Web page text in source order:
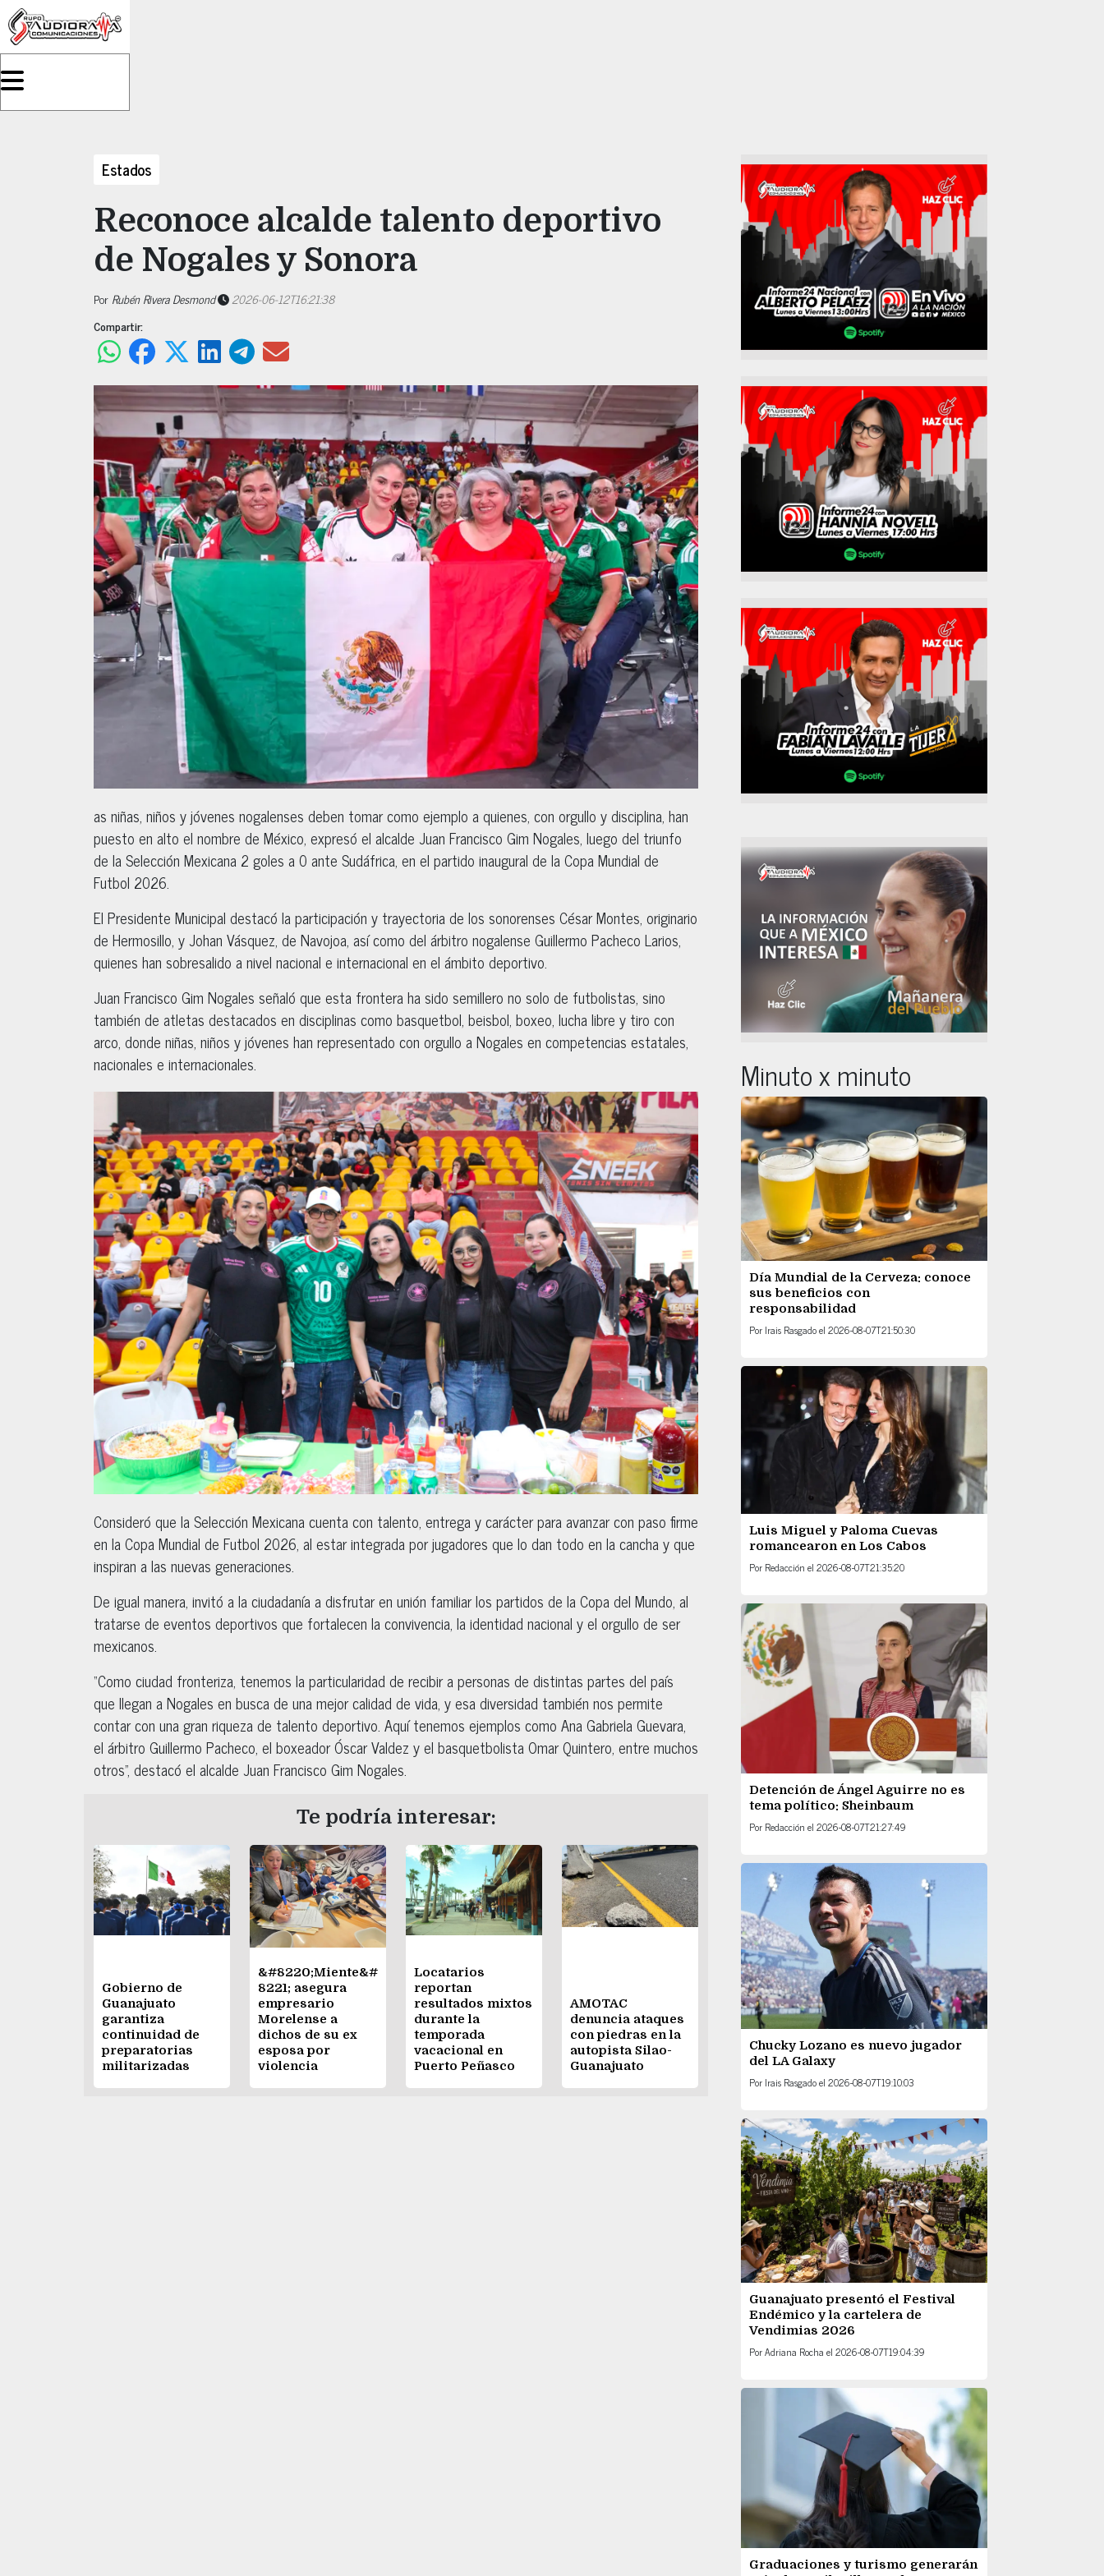
Estados
Reconoce alcalde talento deportivo
de Nogales y Sonora
Por Rubén Rivera Desmond
2026-06-12T16:21:38
Compartir:
as niñas, niños y jóvenes nogalenses deben tomar como ejemplo a quienes, con orgullo y disciplina, han
puesto en alto el nombre de México, expresó el alcalde Juan Francisco Gim Nogales, luego del triunfo
de la Selección Mexicana 2 goles a 0 ante Sudáfrica, en el partido inaugural de la Copa Mundial de
Futbol 2026.
El Presidente Municipal destacó la participación y trayectoria de los sonorenses César Montes, originario
de Hermosillo, y Johan Vásquez, de Navojoa, así como del árbitro nogalense Guillermo Pacheco Larios,
quienes han sobresalido a nivel nacional e internacional en el ámbito deportivo.
Juan Francisco Gim Nogales señaló que esta frontera ha sido semillero no solo de futbolistas, sino
también de atletas destacados en disciplinas como basquetbol, beisbol, boxeo, lucha libre y tiro con
arco, donde niñas, niños y jóvenes han representado con orgullo a Nogales en competencias estatales,
nacionales e internacionales.
Consideró que la Selección Mexicana cuenta con talento, entrega y carácter para avanzar con paso firme
en la Copa Mundial de Futbol 2026, al estar integrada por jugadores que lo dan todo en la cancha y que
inspiran a las nuevas generaciones.
De igual manera, invitó a la ciudadanía a disfrutar en unión familiar los partidos de la Copa del Mundo, al
tratarse de eventos deportivos que fortalecen la convivencia, la identidad nacional y el orgullo de ser
mexicanos.
“Como ciudad fronteriza, tenemos la particularidad de recibir a personas de distintas partes del país
que llegan a Nogales en busca de una mejor calidad de vida, y esa diversidad también nos permite
contar con una gran riqueza de talento deportivo. Aquí tenemos ejemplos como Ana Gabriela Guevara,
el árbitro Guillermo Pacheco, el boxeador Óscar Valdez y el basquetbolista Omar Quintero, entre muchos
otros”, destacó el alcalde Juan Francisco Gim Nogales.
Te podría interesar:
Gobierno de
Guanajuato
garantiza
continuidad de
preparatorias
militarizadas
&#8220;Miente&#
8221; asegura
empresario
Morelense a
dichos de su ex
esposa por
violencia
Locatarios
reportan
resultados mixtos
durante la
temporada
vacacional en
Puerto Peñasco
AMOTAC
denuncia ataques
con piedras en la
autopista Silao-
Guanajuato
Minuto x minuto
Día Mundial de la Cerveza: conoce
sus beneficios con
responsabilidad
Por Irais Rasgadoel 2026-08-07T21:50:30
Luis Miguel y Paloma Cuevas
romancearon en Los Cabos
Por Redacción el 2026-08-07T21:35:20
Detención de Ángel Aguirre no es
tema político: Sheinbaum
Por Redacción el 2026-08-07T21:27:49
Chucky Lozano es nuevo jugador
del LA Galaxy
Por Irais Rasgadoel 2026-08-07T19:10:03
Guanajuato presentó el Festival
Endémico y la cartelera de
Vendimias 2026
PorAdriana Rocha el 2026-08-07T19:04:39
Graduaciones y turismo generarán